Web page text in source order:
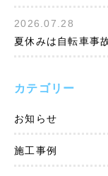
2026.07.28
夏休みは自転車事
カテゴリー
お知らせ
施工事例